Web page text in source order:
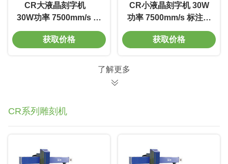
CR大液晶刻字机
30W功率 7500mm/s 标
深刻度0.01-0.5mm 电
压220V 寿命长
获取价格
CR小液晶刻字机 30W
功率 7500mm/s 标注范
围 100*100mm 体积小
获取价格
了解更多
CR系列雕刻机